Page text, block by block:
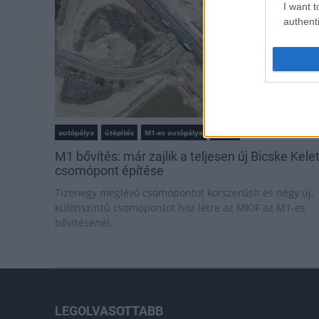
I want
autópálya útépítés M1-es autópálya
M1 bővítés: már zajlik a teljesen új Bicske Kelet
csomópont építése
Tizenegy meglévő csomópontot korszerűsít és négy új,
különszintű csomópontot hoz létre az MKIF az M1-es
bővítésénél.
LEGOLVASOTTABB